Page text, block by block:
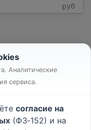
руб
Аналитические
сервиса.
согласие на
(ФЗ‑152) и на